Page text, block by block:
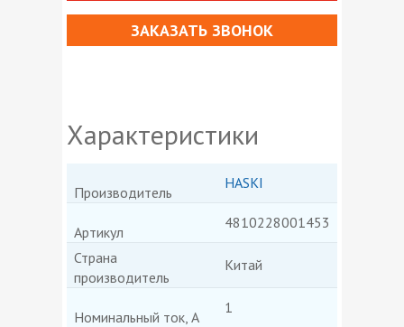
ЗАКАЗАТЬ ЗВОНОК
Характеристики
Производитель
HASKI
Артикул
4810228001453
Страна
производитель
Китай
Номинальный ток, А
1